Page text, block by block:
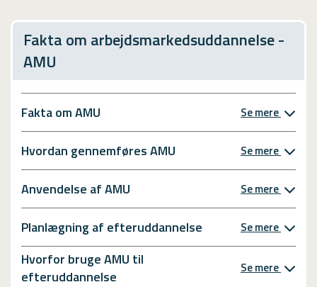
Fakta om arbejdsmarkedsuddannelse -
AMU
Fakta om AMU Se mere
Hvordan gennemføres AMU Se mere
Anvendelse af AMU Se mere
Planlægning af efteruddannelse Se mere
Hvorfor bruge AMU til
efteruddannelse
Se mere